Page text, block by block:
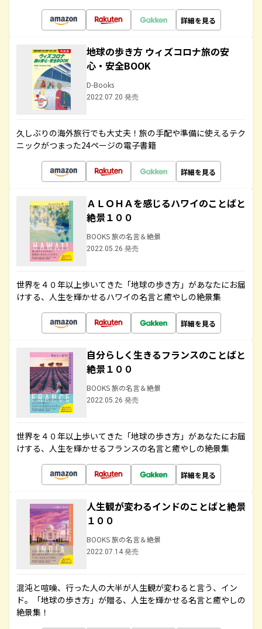
詳細を見る
地球の歩き方 ウィズコロナ旅の安
心・安全BOOK
D-Books
2022.07.20 発売
久しぶりの海外旅行でも大丈夫！旅の手配や準備に使えるテク
ニックがつまった24ページの電子書籍
詳細を見る
ＡＬＯＨＡを感じるハワイのことばと
絶景１００
BOOKS 旅の名言＆絶景
2022.05.26 発売
世界を４０年以上歩いてきた「地球の歩き方」があなたにお届
けする、人生を輝かせるハワイの名言と癒やしの絶景集
詳細を見る
自分らしく生きるフランスのことばと
絶景１００
BOOKS 旅の名言＆絶景
2022.05.26 発売
世界を４０年以上歩いてきた「地球の歩き方」があなたにお届
けする、人生を輝かせるフランスの名言と癒やしの絶景集
詳細を見る
人生観が変わるインドのことばと絶景
１００
BOOKS 旅の名言＆絶景
2022.07.14 発売
混沌と喧噪、行った人の大半が人生観が変わると言う、イン
ド。「地球の歩き方」が贈る、人生を輝かせる名言と癒やしの
絶景集！